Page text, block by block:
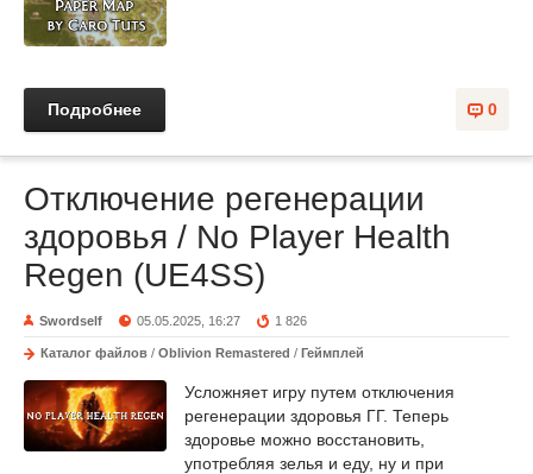
0
Подробнее
Отключение регенерации
здоровья / No Player Health
Regen (UE4SS)
Swordself 05.05.2025, 16:27 1 826
Каталог файлов / Oblivion Remastered / Геймплей
Усложняет игру путем отключения
регенерации здоровья ГГ. Теперь
здоровье можно восстановить,
употребляя зелья и еду, ну и при